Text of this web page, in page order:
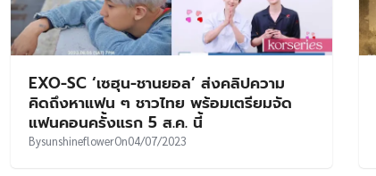
EXO-SC ‘เซฮุน-ชานยอล’ ส่งคลิปความ
คิดถึงหาแฟน ๆ ชาวไทย พร้อมเตรียมจัด
แฟนคอนครั้งแรก 5 ส.ค. นี้
BysunshineflowerOn04/07/2023